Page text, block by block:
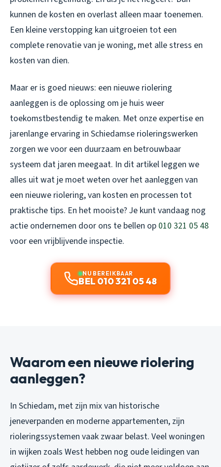
kunnen de kosten en overlast alleen maar toenemen.
Een kleine verstopping kan uitgroeien tot een
complete renovatie van je woning, met alle stress en
kosten van dien.
Maar er is goed nieuws: een nieuwe riolering
aanleggen is de oplossing om je huis weer
toekomstbestendig te maken. Met onze expertise en
jarenlange ervaring in Schiedamse rioleringswerken
zorgen we voor een duurzaam en betrouwbaar
systeem dat jaren meegaat. In dit artikel leggen we
alles uit wat je moet weten over het aanleggen van
een nieuwe riolering, van kosten en processen tot
praktische tips. En het mooiste? Je kunt vandaag nog
actie ondernemen door ons te bellen op 010 321 05 48
voor een vrijblijvende inspectie.
NU BEREIKBAAR
BEL 010 321 05 48
Waarom een nieuwe riolering
aanleggen?
In Schiedam, met zijn mix van historische
jeneverpanden en moderne appartementen, zijn
rioleringssystemen vaak zwaar belast. Veel woningen
in wijken zoals West hebben nog oude leidingen van